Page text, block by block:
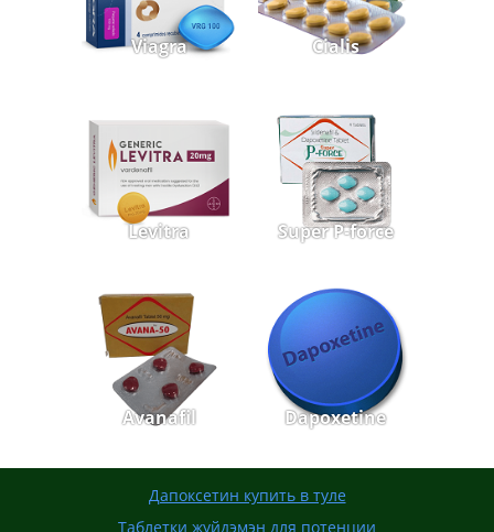
Viagra Cialis
Levitra Super P-force
Avanafil Dapoxetine
Дапоксетин купить в туле
Таблетки жуйдэмэн для потенции